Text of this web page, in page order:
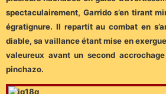
spectaculairement, Garrido s’en tirant
égratignure. Il repartit au combat en
diable, sa vaillance étant mise en
valeureux avant un second
pinchazo.